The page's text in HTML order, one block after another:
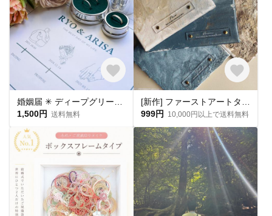
1,500円 送料無料
999円
10,000円以上で送料無料